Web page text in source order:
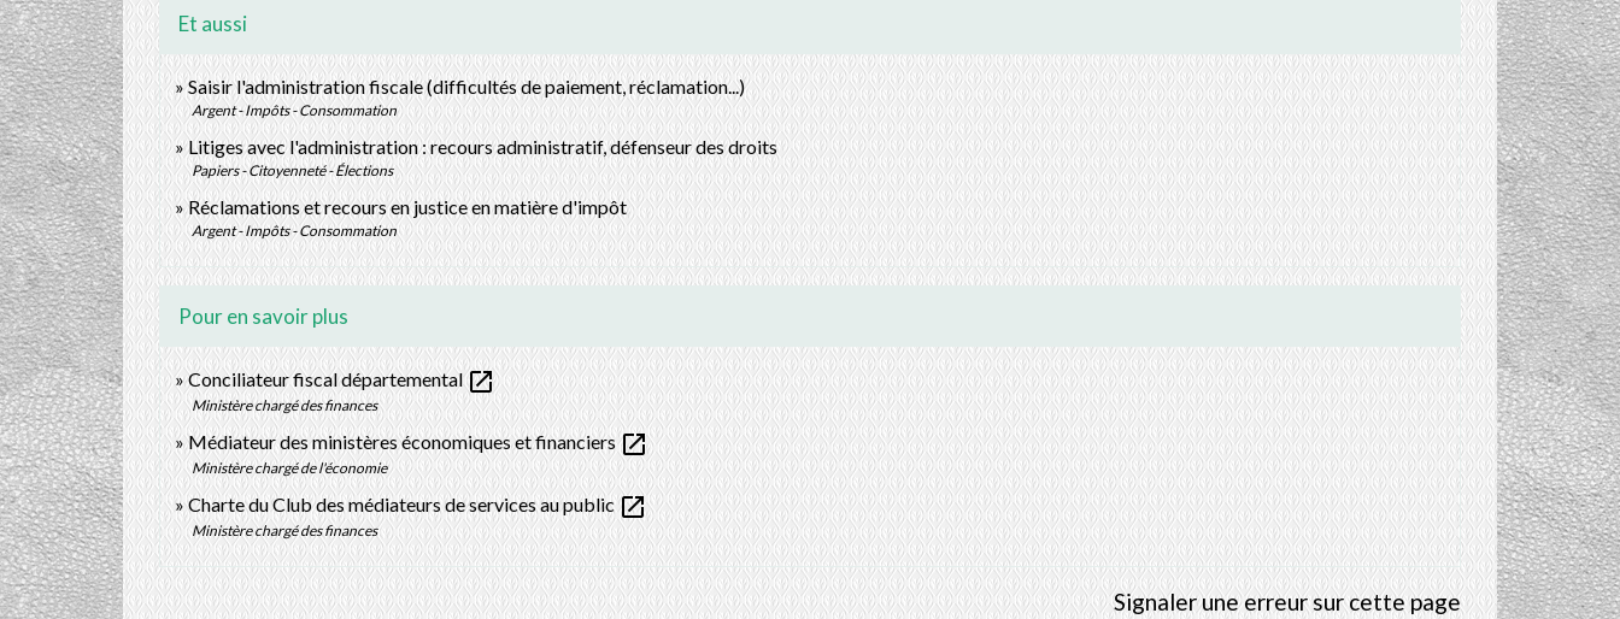
Et aussi
Saisir l'administration fiscale (difficultés de paiement, réclamation...)
Argent - Impôts - Consommation
Litiges avec l'administration : recours administratif, défenseur des droits
Papiers - Citoyenneté - Élections
Réclamations et recours en justice en matière d'impôt
Argent - Impôts - Consommation
Pour en savoir plus
Conciliateur fiscal départementalopen_in_new
Ministère chargé des finances
Médiateur des ministères économiques et financiersopen_in_new
Ministère chargé de l'économie
Charte du Club des médiateurs de services au publicopen_in_new
Ministère chargé des finances
Signaler une erreur sur cette page